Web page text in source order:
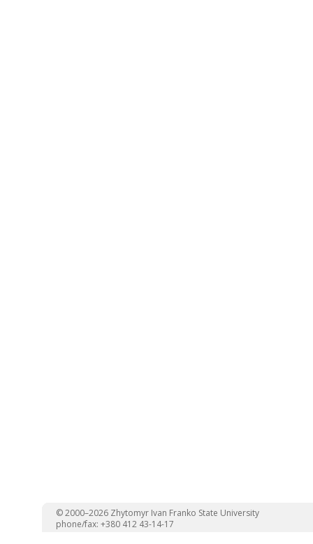
© 2000–2026 Zhytomyr Ivan Franko State University
phone/fax: +380 412 43-14-17